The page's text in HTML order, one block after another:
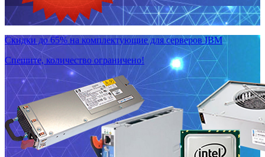
Скидки до 65% на комплектующие для серверов IBM
Спешите, количество ограничено!